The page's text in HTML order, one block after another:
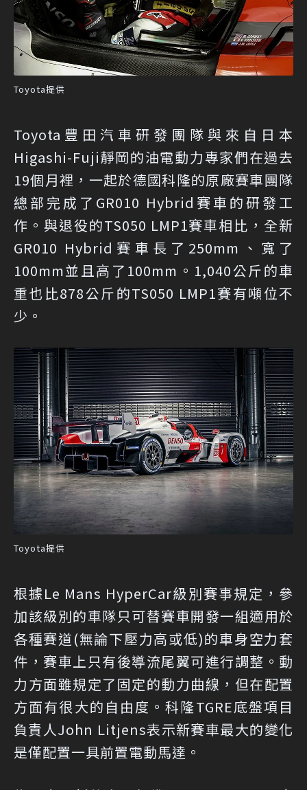
Toyota提供
Toyota豐田汽車研發團隊與來自日本
Higashi-Fuji靜岡的油電動力專家們在過去
19個月裡，一起於德國科隆的原廠賽車團隊
總部完成了GR010 Hybrid賽車的研發工
作。與退役的TS050 LMP1賽車相比，全新
GR010 Hybrid賽車長了250mm、寬了
100mm並且高了100mm。1,040公斤的車
重也比878公斤的TS050 LMP1賽有噸位不
少。
Toyota提供
根據Le Mans HyperCar級別賽事規定，參
加該級別的車隊只可替賽車開發一組適用於
各種賽道(無論下壓力高或低)的車身空力套
件，賽車上只有後導流尾翼可進行調整。動
力方面雖規定了固定的動力曲線，但在配置
方面有很大的自由度。科隆TGRE底盤項目
負責人John Litjens表示新賽車最大的變化
是僅配置一具前置電動馬達。